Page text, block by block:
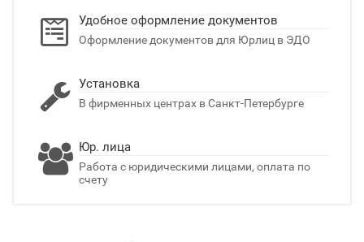
Удобное оформление документов
Оформление документов для Юрлиц в ЭДО
Установка
В фирменных центрах в Санкт-Петербурге
Юр. лица
Работа с юридическими лицами, оплата по
счету